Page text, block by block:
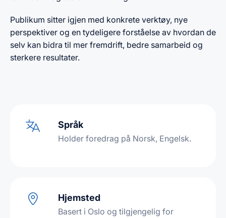
Publikum sitter igjen med konkrete verktøy, nye
perspektiver og en tydeligere forståelse av hvordan de
selv kan bidra til mer fremdrift, bedre samarbeid og
sterkere resultater.
Språk
Holder foredrag på Norsk, Engelsk.
Hjemsted
Basert i Oslo og tilgjengelig for